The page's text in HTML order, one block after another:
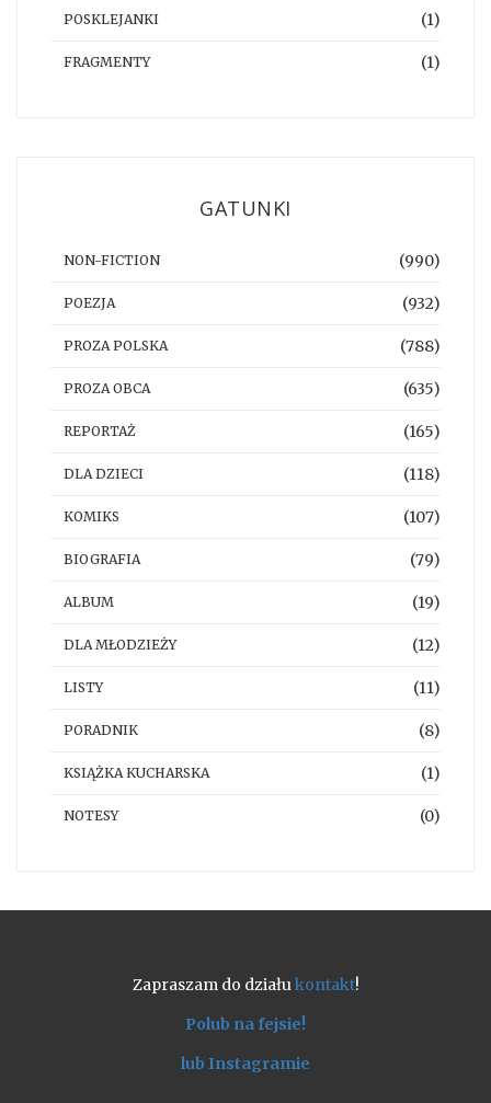
POSKLEJANKI (1)
FRAGMENTY (1)
GATUNKI
NON-FICTION (990)
POEZJA (932)
PROZA POLSKA (788)
PROZA OBCA (635)
REPORTAŻ (165)
DLA DZIECI (118)
KOMIKS (107)
BIOGRAFIA (79)
ALBUM (19)
DLA MŁODZIEŻY (12)
LISTY (11)
PORADNIK (8)
KSIĄŻKA KUCHARSKA (1)
NOTESY (0)
Zapraszam do działukontakt!
Polub na fejsie!
lub Instagramie